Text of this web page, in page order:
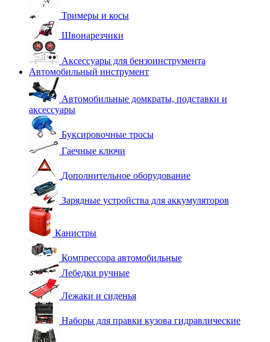
Тримеры и косы
Швонарезчики
Аксессуары для бензоинструмента
Автомобильный инструмент
Автомобильные домкраты, подставки и
аксессуары
Буксировочные тросы
Гаечные ключи
Дополнительное оборудование
Зарядные устройства для аккумуляторов
Канистры
Компрессора автомобильные
Лебедки ручные
Лежаки и сиденья
Наборы для правки кузова гидравлические